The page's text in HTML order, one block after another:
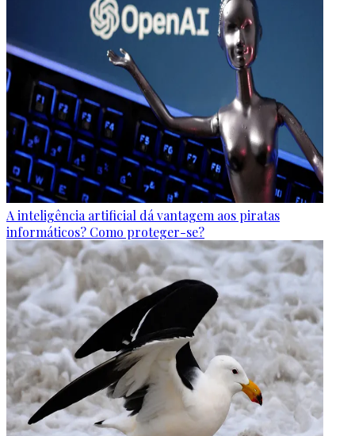
A inteligência artificial dá vantagem aos piratas
informáticos? Como proteger-se?